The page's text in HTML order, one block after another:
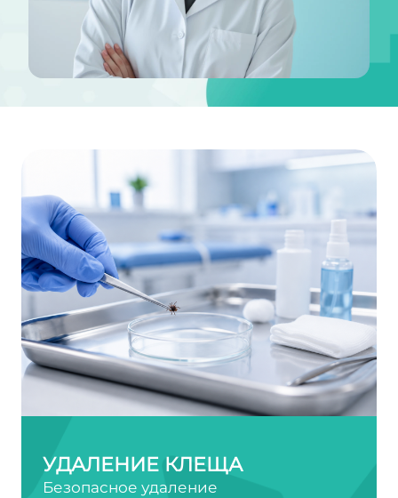
УДАЛЕНИЕ КЛЕЩА
Безопасное удаление